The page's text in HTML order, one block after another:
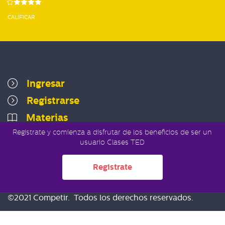
CALIFICAR
Registrate y comienza a disfrutar de los beneficios de ser un
usuario Clases TED
Registrate
Ingresar
Registrarse
Materias
Términos del servicio
©2021 Competir. Todos los derechos reservados.